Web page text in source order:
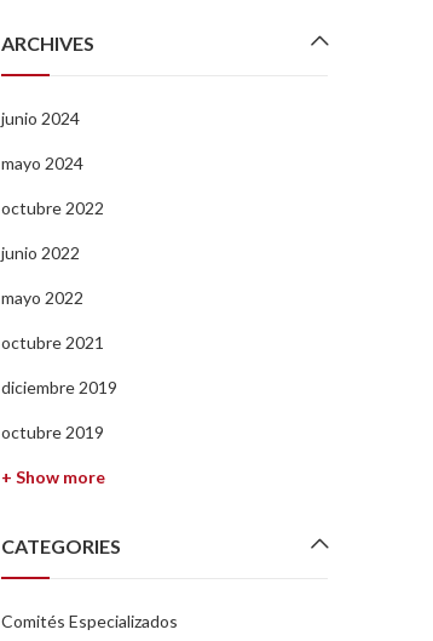
ARCHIVES
junio 2024
mayo 2024
octubre 2022
junio 2022
mayo 2022
octubre 2021
diciembre 2019
octubre 2019
+ Show more
CATEGORIES
Comités Especializados